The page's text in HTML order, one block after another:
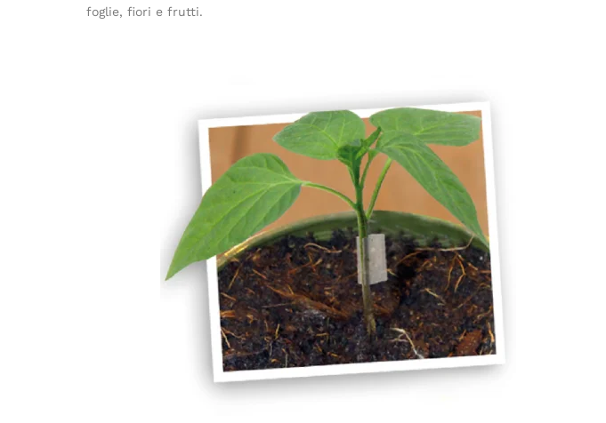
foglie, fiori e frutti.